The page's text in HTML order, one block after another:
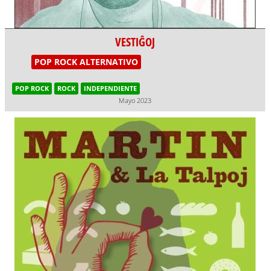
VESTIĜOJ
POP ROCK ALTERNATIVO
POP ROCK ROCK
INDEPENDIENTE
Mayo 2023